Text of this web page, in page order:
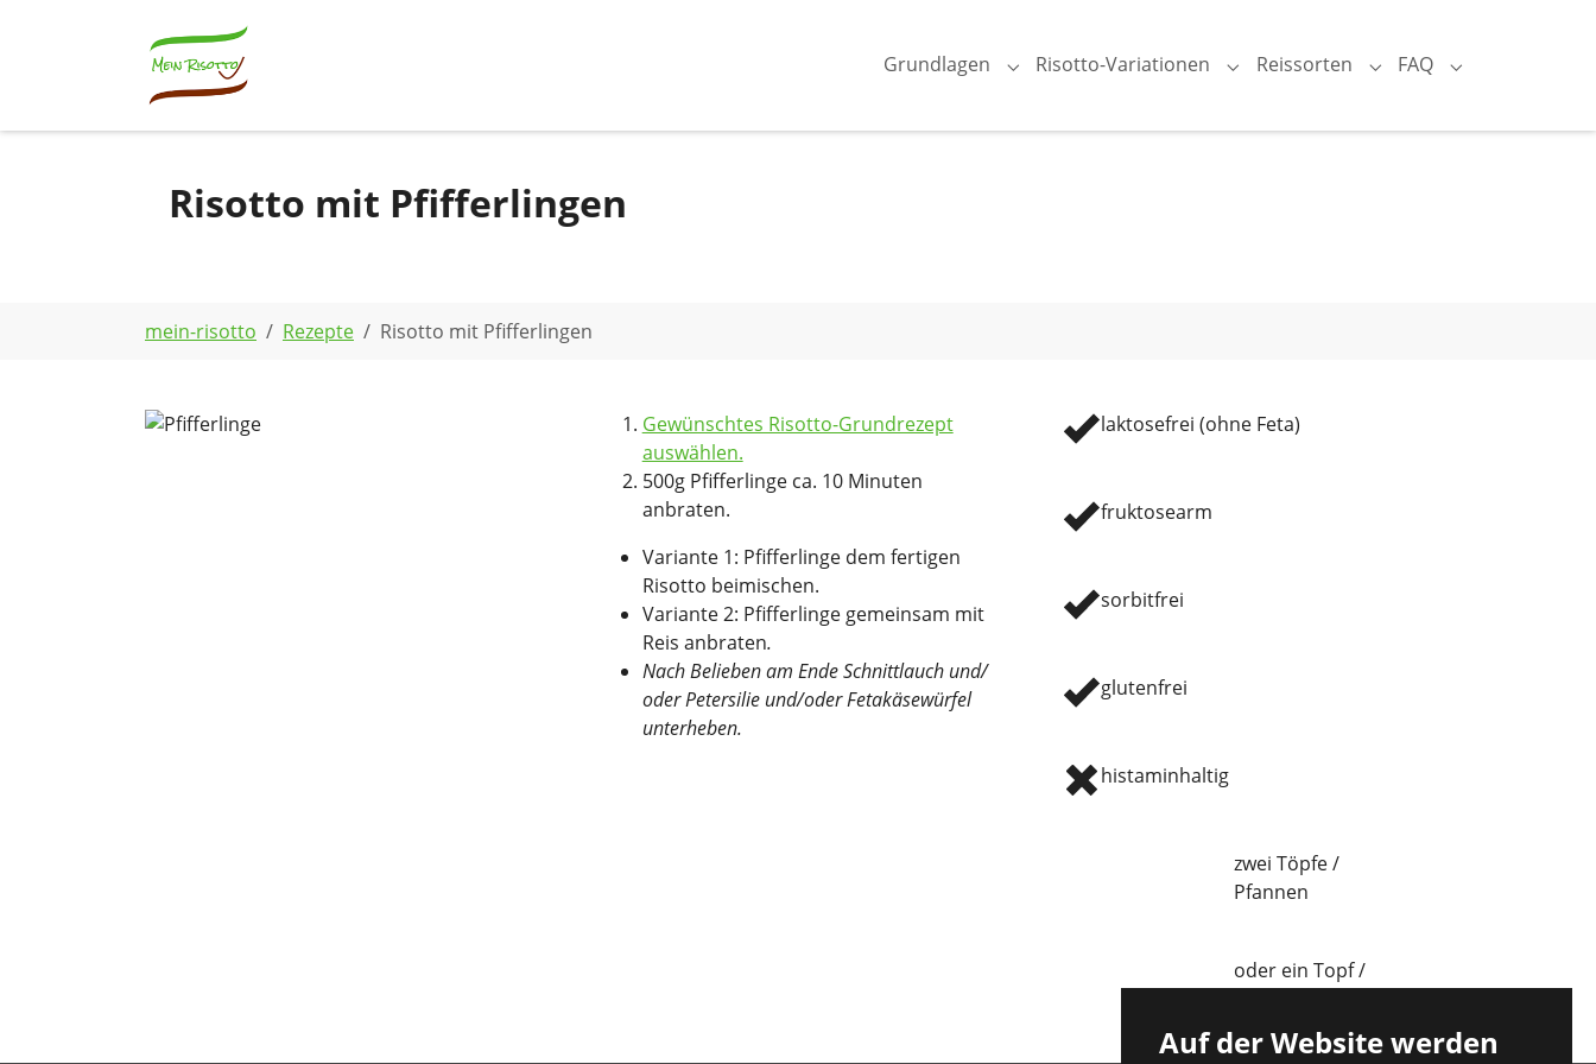
Auf der Website werden
Grundlagen
Submenu for "Grundlagen"
Risotto-Variationen Submenu for "Risotto-Variationen"
Reissorten Submenu for
FAQ Submenu for
Risotto mit Pfifferlingen
mein-risotto Rezepte Risotto mit Pfifferlingen
Gewünschtes Risotto-Grundrezept
auswählen.
500g Pfifferlinge ca. 10 Minuten
anbraten.
Variante 1: Pfifferlinge dem fertigen
Risotto beimischen.
Variante 2: Pfifferlinge gemeinsam mit
Reis anbraten.
Nach Belieben am Ende Schnittlauch und/
oder Petersilie und/oder Fetakäsewürfel
unterheben.
laktosefrei (ohne Feta)
fruktosearm
sorbitfrei
glutenfrei
histaminhaltig
zwei Töpfe /
Pfannen
oder ein Topf /